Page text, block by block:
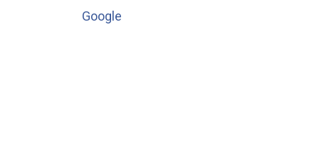
Google